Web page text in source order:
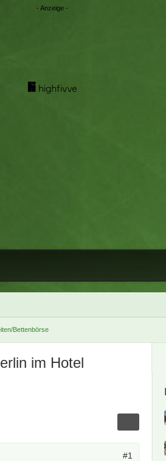
Bettenbörse
im Hotel
#1